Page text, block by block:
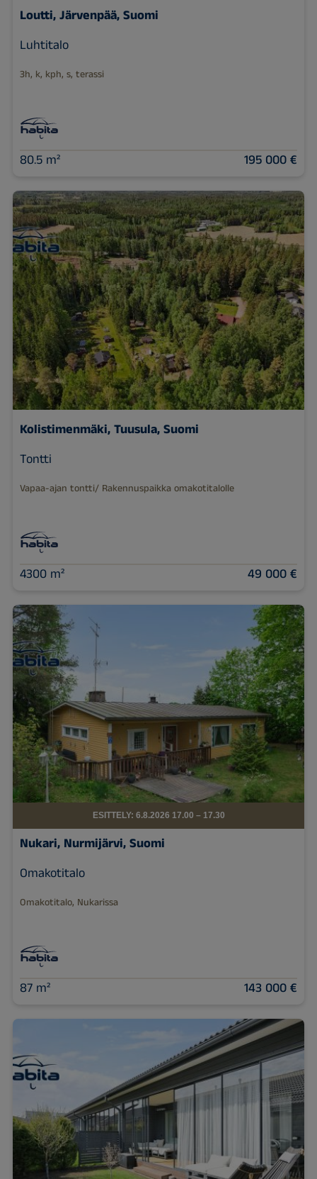
Loutti, Järvenpää, Suomi
Luhtitalo
3h, k, kph, s, terassi
80.5 m² 195 000 €
Kolistimenmäki, Tuusula, Suomi
Tontti
Vapaa-ajan tontti/ Rakennuspaikka omakotitalolle
4300 m² 49 000 €
ESITTELY: 6.8.2026 17.00 – 17.30
Nukari, Nurmijärvi, Suomi
Omakotitalo
Omakotitalo, Nukarissa
87 m² 143 000 €